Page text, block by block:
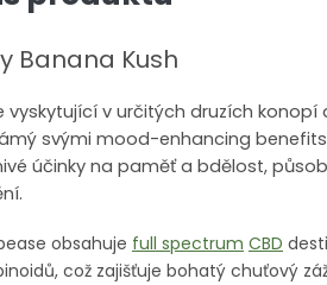
Banana Kush
vyskytující v určitých druzích
svými mood-enhancing
účinky na paměť a bdělost,
obsahuje full spectrum CBD
což zajišťuje bohatý chuťový